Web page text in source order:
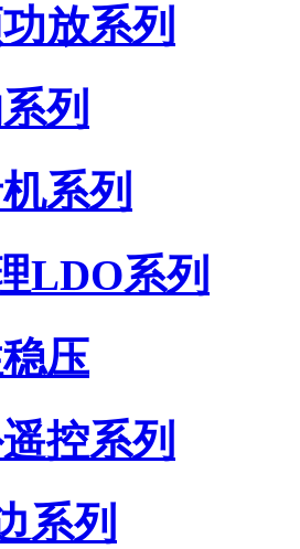
放系列
列
系列
LDO系列
压
控系列
系列